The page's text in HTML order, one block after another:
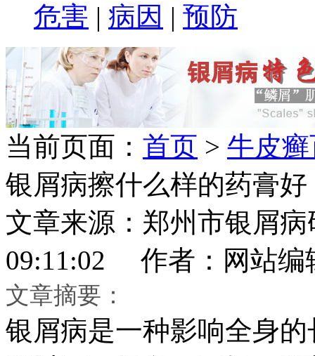
危害 | 病因 | 预防
当前页面： 首页 > 牛皮
银屑病擦什么样的药膏好
文章来源：郑州市银屑
09:11:02 作者：网站编
文章摘要：
银屑病是一种影响全身